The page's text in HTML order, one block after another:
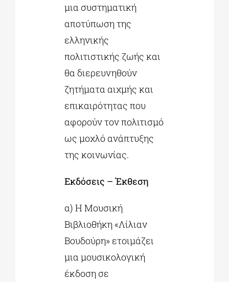
μια συστηματική
αποτύπωση της
ελληνικής
πολιτιστικής ζωής και
θα διερευνηθούν
ζητήματα αιχμής και
επικαιρότητας που
αφορούν τον πολιτισμό
ως μοχλό ανάπτυξης
της κοινωνίας.
Εκδόσεις – Έκθεση
α) Η Μουσική
Βιβλιοθήκη «Λίλιαν
Βουδούρη» ετοιμάζει
μια μουσικολογική
έκδοση σε